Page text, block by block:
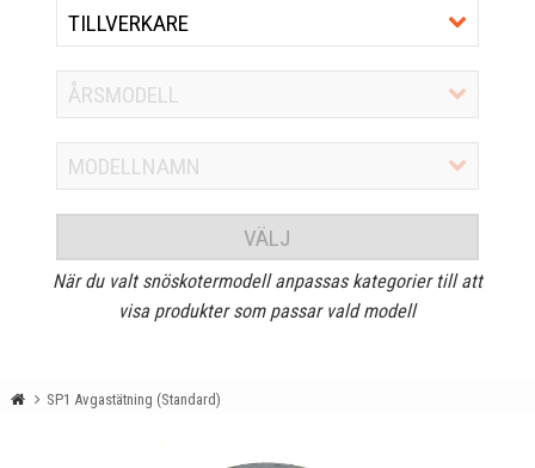
VÄLJ
När du valt snöskotermodell anpassas kategorier till att
visa produkter som passar vald modell
SP1 Avgastätning (Standard)